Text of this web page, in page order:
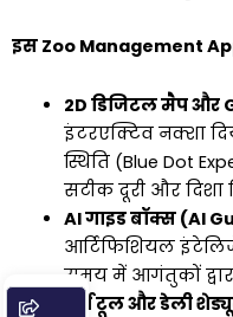
इस Zoo Management
2D डिजिटल मैप और
इंटरएक्टिव नक्शा
स्थिति (Blue Dot
सटीक दूरी और दिशा
AI गाइड बॉक्स (AI
आर्टिफिशियल
समय में आगंतुकों
सर्च टूल और डेली